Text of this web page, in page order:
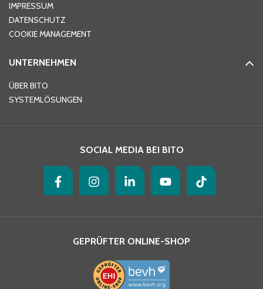
Telefon
IMPRESSUM
DATENSCHUTZ
COOKIE MANAGEMENT
UNTERNEHMEN
ÜBER BITO
SYSTEMLÖSUNGEN
SOCIAL MEDIA BEI BITO
GEPRÜFTER ONLINE-SHOP